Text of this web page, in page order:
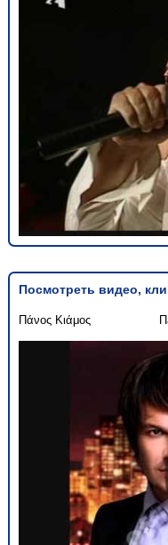
Посмотреть видео,
Πάνος Κιάμος